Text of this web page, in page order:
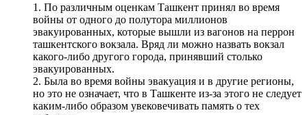
1. По различным оценкам Ташкент принял во время
войны от одного до полутора миллионов
эвакуированных, которые вышли из вагонов на перрон
ташкентского вокзала. Вряд ли можно назвать вокзал
какого-либо другого города, принявший столько
эвакуированных.
2. Была во время войны эвакуация и в другие регионы,
но это не означает, что в Ташкенте из-за этого не следует
каким-либо образом увековечивать память о тех